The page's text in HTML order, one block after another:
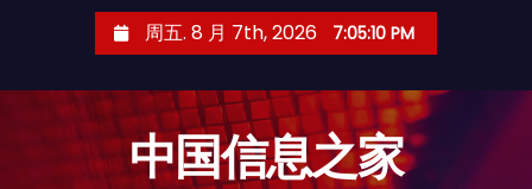
周五. 8 月 7th, 2026 7:05:11 PM
中国信息之家